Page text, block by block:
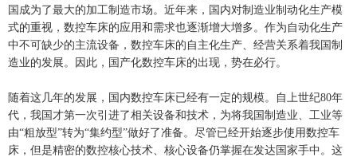
国成为了最大的加工制造市场。近年来，国内对制造业制动化生产模
式的重视，数控车床的应用和需求也逐渐增大增多。作为自动化生产
中不可缺少的主流设备，数控车床的自主化生产、经营关系着我国制
造业的发展。因此，国产化数控车床的出现，势在必行。
随着这几年的发展，国内数控车床已经有一定的规模。自上世纪80年
代，我国才第一次引进了相关设备和技术，为将我国制造业、工业等
由“粗放型”转为“集约型”做好了准备。尽管已经开始逐步使用数控车
床，但是精密的数控核心技术、核心设备仍掌握在发达国家手中。这